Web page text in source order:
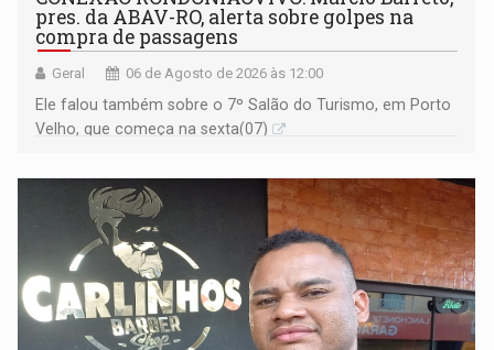
pres. da ABAV-RO, alerta sobre golpes na
compra de passagens
Geral 06 de Agosto de 2026 às 12:00
Ele falou também sobre o 7º Salão do Turismo, em Porto
Velho, que começa na sexta(07)